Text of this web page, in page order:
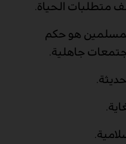
متطلبات الحياة.
المسلمين هو حكم
جاهلية.